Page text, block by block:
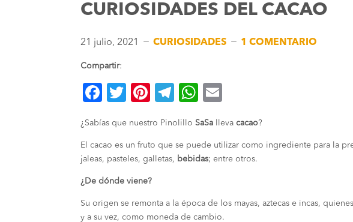
CURIOSIDADES DEL CACAO
21 julio, 2021 K CURIOSIDADES K 1 COMENTARIO
Compartir:
F
c
e
b
o
o
T
tt
er
Pi
er
es
T
e
gr
W
at
s
A
p
ai
l
¿Sabías que nuestro PinolilloSaSa llevacacao?
El cacao es un fruto que se puede utilizar como ingrediente para la
jaleas, pasteles, galletas, bebidas; entre otros.
¿De dónde viene?
Su origen se remonta a la época de los mayas, aztecas e incas,
y a su vez, como moneda de cambio.